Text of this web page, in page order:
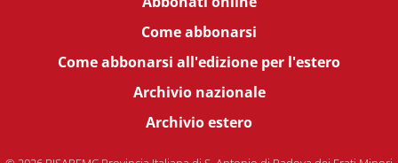
Come abbonarsi
Come abbonarsi all'edizione per l'estero
Archivio nazionale
Archivio estero